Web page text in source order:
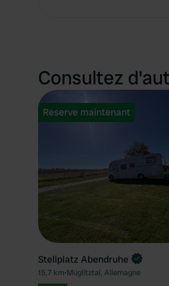
Consultez
Reserve maintenant
Stellplatz Abendruhe
15,7 km•Müglitztal, Allemagne